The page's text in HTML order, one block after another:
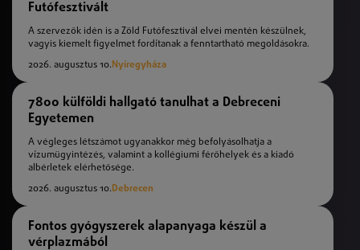
Futófesztivált
A szervezők idén is a Zöld Futófesztivál elvei mentén készülnek,
vagyis kiemelt figyelmet fordítanak a fenntartható megoldásokra.
2026. augusztus 10. Nyíregyháza
7800 külföldi hallgató tanulhat a Debreceni
Egyetemen
A végleges létszámot ugyanakkor még befolyásolhatja a
vízumügyintézés, valamint a kollégiumi férőhelyek és a kiadó
albérletek elérhetősége.
2026. augusztus 10.Debrecen
Fontos gyógyszerek alapanyaga készül a
vérplazmából